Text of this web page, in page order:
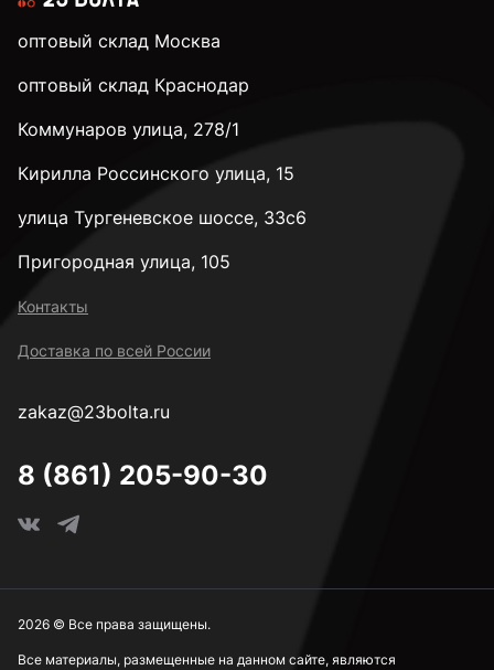
оптовый склад Москва
оптовый склад Краснодар
Коммунаров улица, 278/1
Кирилла Россинского улица, 15
улица Тургеневское шоссе, 33с6
Пригородная улица, 105
Контакты
Доставка по всей России
zakaz@23bolta.ru
8 (861) 205-90-30
Все материалы, размещенные на данном сайте, являются
2026 © Все права защищены.